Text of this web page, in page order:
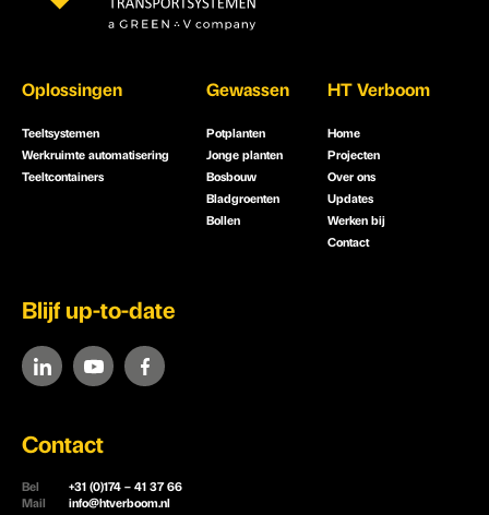
Oplossingen
Teeltsystemen
Werkruimte automatisering
Teeltcontainers
Gewassen
Potplanten
Jonge planten
Bosbouw
Bladgroenten
Bollen
HT Verboom
Home
Projecten
Over ons
Updates
Werken bij
Contact
Blijf up-to-date
Contact
Bel
+31 (0)174 – 41 37 66
Mail
info@htverboom.nl